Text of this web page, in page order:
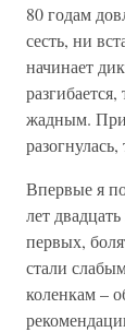
80 годам
сесть, ни
начинает
жадным.
Впервые я
лет
первых,
стали
коленкам –